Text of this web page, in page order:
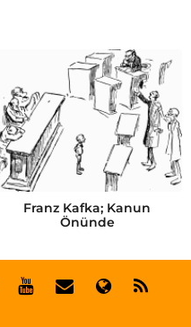
Franz Kafka; Kanun
Önünde